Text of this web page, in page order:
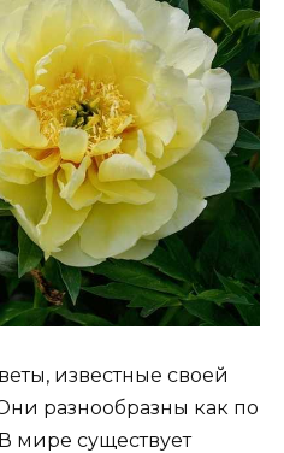
известные своей
разнообразны как по
мире существует